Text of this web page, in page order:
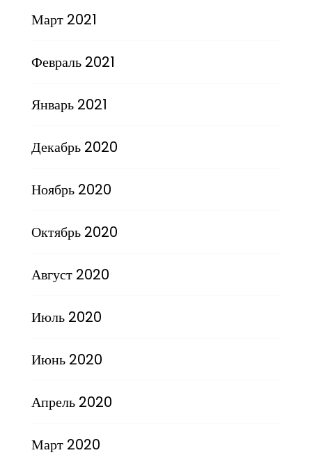
Март 2021
Февраль 2021
Январь 2021
Декабрь 2020
Ноябрь 2020
Октябрь 2020
Август 2020
Июль 2020
Июнь 2020
Апрель 2020
Март 2020